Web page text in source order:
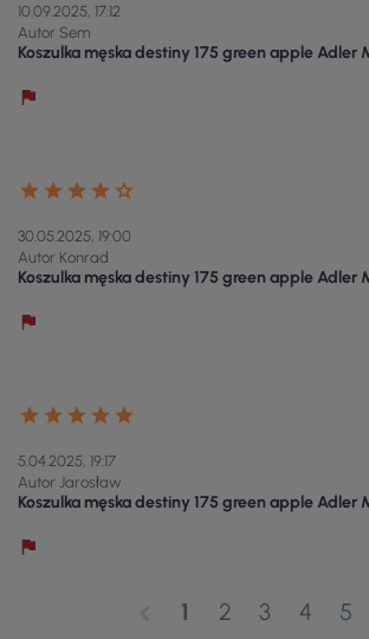
10.09.2025, 17:12
Autor Sem
Koszulka męska destiny 175 green apple Adler
30.05.2025, 19:00
Autor Konrad
Koszulka męska destiny 175 green apple Adler
5.04.2025, 19:17
Autor Jarosław
Koszulka męska destiny 175 green apple Adler
1 2 3 4 5